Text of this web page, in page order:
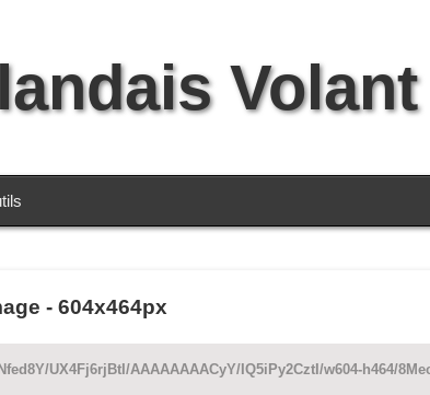
Volant
- 604x464px
UX4Fj6rjBtI/AAAAAAAACyY/IQ5iPy2CztI/w604-h464/